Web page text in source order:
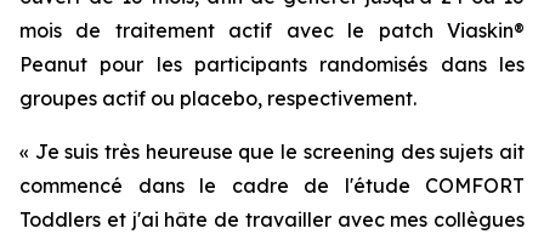
mois de traitement actif avec le patch Viaskin®
Peanut pour les participants randomisés dans les
groupes actif ou placebo, respectivement.
« Je suis très heureuse que le screening des sujets ait
commencé dans le cadre de l'étude COMFORT
Toddlers et j'ai hâte de travailler avec mes collègues